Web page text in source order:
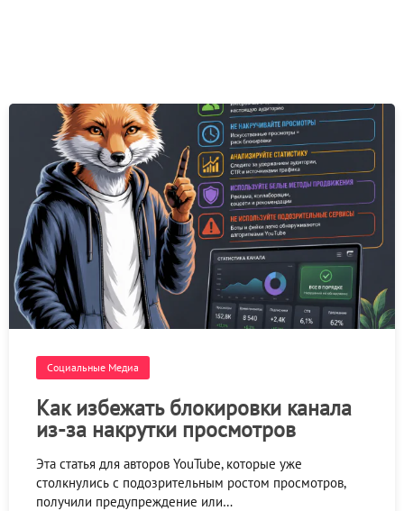
Социальные Медиа
Как избежать блокировки канала
из-за накрутки просмотров
Эта статья для авторов YouTube, которые уже
столкнулись с подозрительным ростом просмотров,
получили предупреждение или…